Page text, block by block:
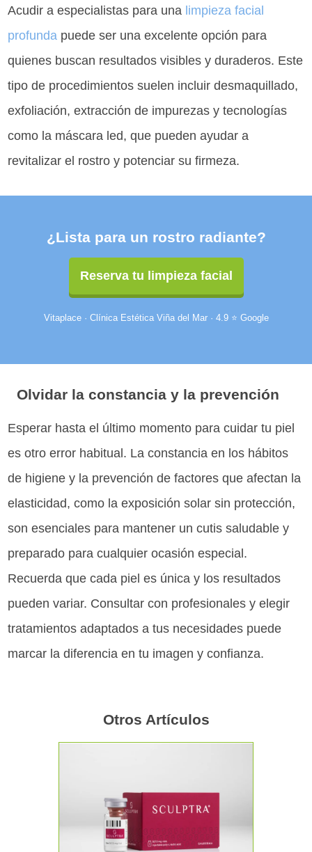
Acudir a especialistas para una limpieza facial
profunda puede ser una excelente opción para
quienes buscan resultados visibles y duraderos. Este
tipo de procedimientos suelen incluir desmaquillado,
exfoliación, extracción de impurezas y tecnologías
como la máscara led, que pueden ayudar a
revitalizar el rostro y potenciar su firmeza.
¿Lista para un rostro radiante?
Reserva tu limpieza facial
Vitaplace · Clínica Estética Viña del Mar · 4.9 ⭐ Google
Olvidar la constancia y la prevención
Esperar hasta el último momento para cuidar tu piel
es otro error habitual. La constancia en los hábitos
de higiene y la prevención de factores que afectan la
elasticidad, como la exposición solar sin protección,
son esenciales para mantener un cutis saludable y
preparado para cualquier ocasión especial.
Recuerda que cada piel es única y los resultados
pueden variar. Consultar con profesionales y elegir
tratamientos adaptados a tus necesidades puede
marcar la diferencia en tu imagen y confianza.
Otros Artículos